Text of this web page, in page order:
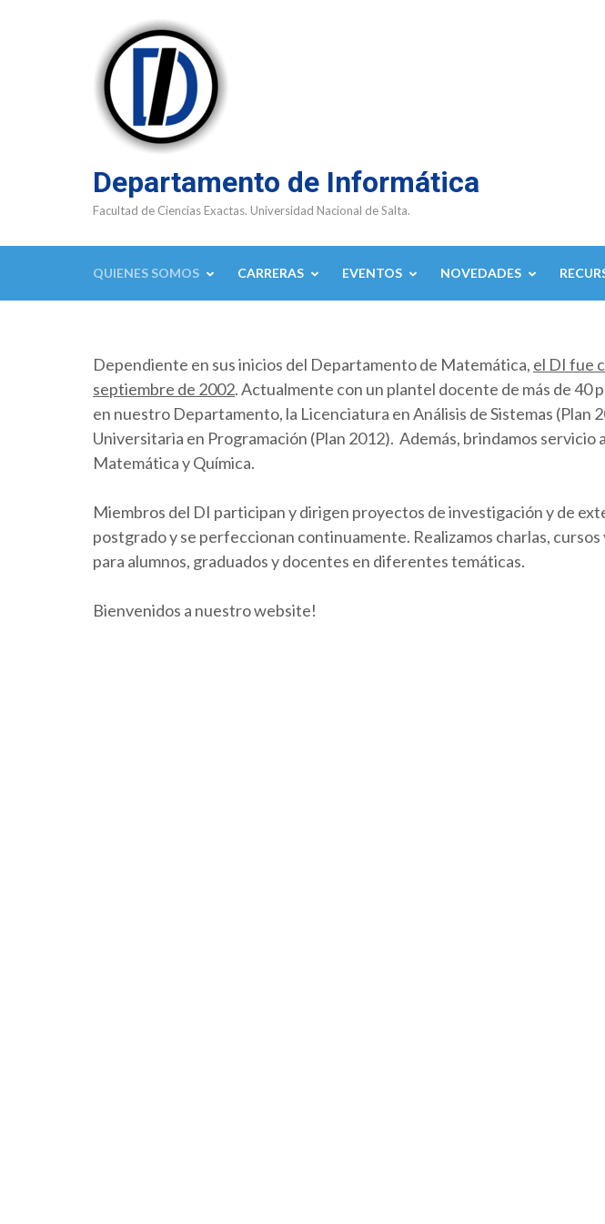
Departamento de Informática
Facultad de Ciencias Exactas. Universidad Nacional de Salta.
QUIENES SOMOS CARRERAS EVENTOS NOVEDADES
Dependiente en sus inicios del Departamento de Matemática, el DI fue
septiembre de 2002. Actualmente con un plantel docente de más de 40
en nuestro Departamento, la Licenciatura en Análisis de Sistemas (Plan
Universitaria en Programación (Plan 2012). Además, brindamos servicio
Matemática y Química.
Miembros del DI participan y dirigen proyectos de investigación y de
postgrado y se perfeccionan continuamente. Realizamos charlas,
para alumnos, graduados y docentes en diferentes temáticas.
Bienvenidos a nuestro website!